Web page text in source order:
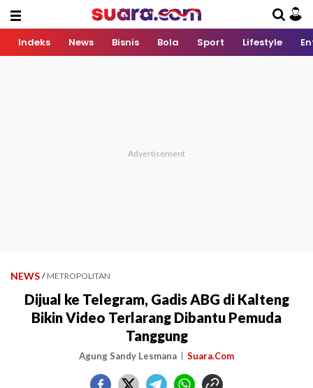
Indeks News Bisnis Bola Sport Lifestyle
NEWS / METROPOLITAN
Dijual ke Telegram, Gadis ABG di Kalteng
Bikin Video Terlarang Dibantu Pemuda
Tanggung
Agung Sandy Lesmana Suara.Com